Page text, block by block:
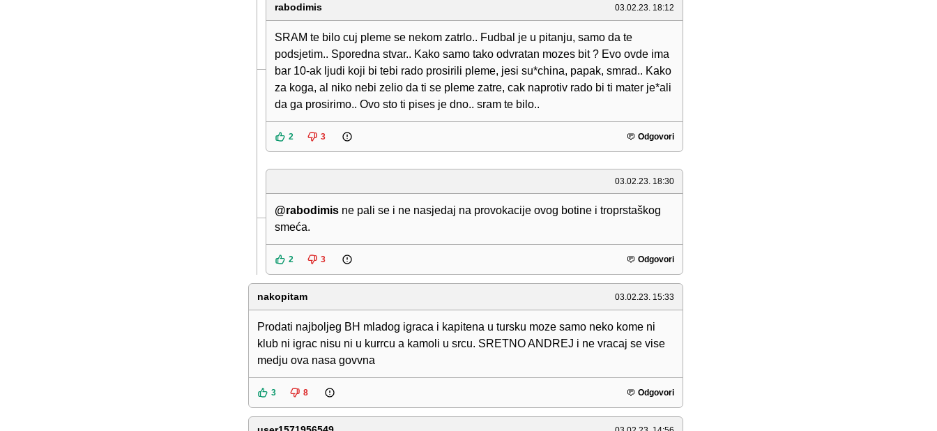
rabodimis 03.02.23. 18:12
SRAM te bilo cuj pleme se nekom zatrlo.. Fudbal je u pitanju, samo da te
podsjetim.. Sporedna stvar.. Kako samo tako odvratan mozes bit ? Evo ovde ima
bar 10-ak ljudi koji bi tebi rado prosirili pleme, jesi su*china, papak, smrad.. Kako
za koga, al niko nebi zelio da ti se pleme zatre, cak naprotiv rado bi ti mater je*ali
da ga prosirimo.. Ovo sto ti pises je dno.. sram te bilo..
2 3 Odgovori
03.02.23. 18:30
@rabodimis ne pali se i ne nasjedaj na provokacije ovog botine i troprstaškog
smeća.
2 3 Odgovori
nakopitam 03.02.23. 15:33
Prodati najboljeg BH mladog igraca i kapitena u tursku moze samo neko kome ni
klub ni igrac nisu ni u kurrcu a kamoli u srcu. SRETNO ANDREJ i ne vracaj se vise
medju ova nasa govvna
3 8 Odgovori